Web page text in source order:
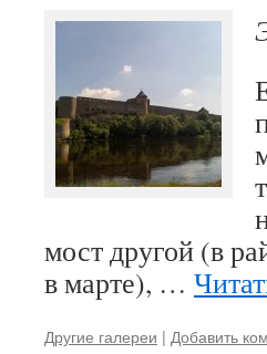
мост другой (в
в марте), …
Другие галереи | Добавить